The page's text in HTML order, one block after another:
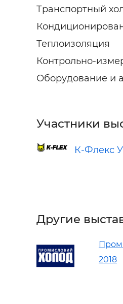
Транспортный
Теплоизоляция
Контрольно-
Оборудование и
Участники
К-Флекс
Другие
2018